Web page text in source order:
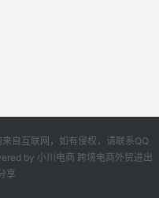
自互联网，如有侵权，请联系QQ
by 小川电商 跨境电商外贸进出
享